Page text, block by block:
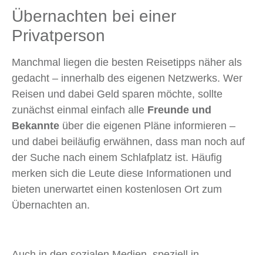
Übernachten bei einer
Privatperson
Manchmal liegen die besten Reisetipps näher als
gedacht – innerhalb des eigenen Netzwerks. Wer
Reisen und dabei Geld sparen möchte, sollte
zunächst einmal einfach alle Freunde und
Bekannte über die eigenen Pläne informieren –
und dabei beiläufig erwähnen, dass man noch auf
der Suche nach einem Schlafplatz ist. Häufig
merken sich die Leute diese Informationen und
bieten unerwartet einen kostenlosen Ort zum
Übernachten an.